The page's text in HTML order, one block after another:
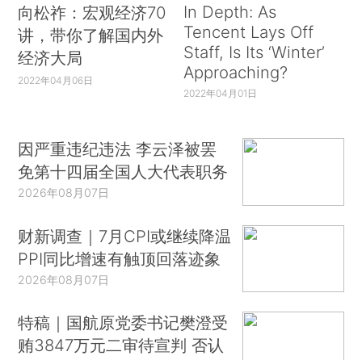
向松祚：宏观经济70
讲，带你了解国内外
经济大局
2022年04月06日
In Depth: As
Tencent Lays Off
Staff, Is Its ‘Winter’
Approaching?
2022年04月01日
因严重违纪违法 李云泽被罢
免第十四届全国人大代表职务
2026年08月07日
财新调查｜7月CPI或继续降温
PPI同比增速有触顶回落迹象
2026年08月07日
特稿｜国航原党委书记樊澄受
贿3847万元二审待宣判 否认